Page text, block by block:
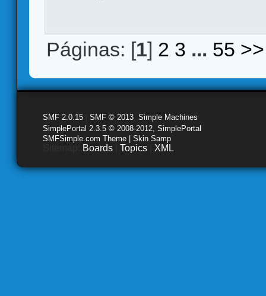
Páginas: [1] 2 3 ... 55 >>
SMF 2.0.15 SMF © 2013 Simple Machines
SimplePortal 2.3.5 © 2008-2012, SimplePortal
SMFSimple.com Theme | Skin Samp
Boards Topics XML